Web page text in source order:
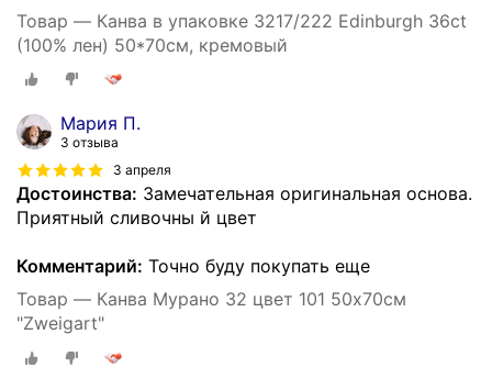
Товар — Канва в упаковке 3217/222 Edinburgh 36ct
(100% лен) 50*70см, кремовый
Мария П.
3 отзыва
3 апреля
Достоинства: Замечательная оригинальная основа.
Приятный сливочны й цвет
Комментарий: Точно буду покупать еще
Товар — Канва Мурано 32 цвет 101 50х70см
"Zweigart"